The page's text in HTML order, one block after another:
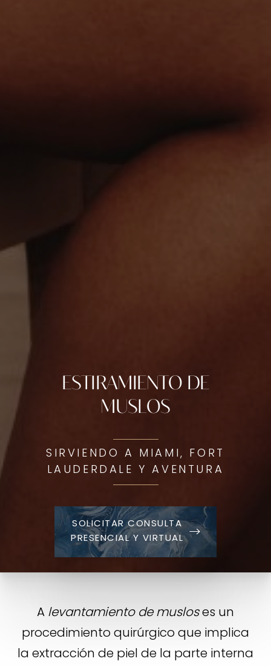
ESTIRAMIENTO DE
MUSLOS
SIRVIENDO A MIAMI, FORT
LAUDERDALE Y AVENTURA
SOLICITAR CONSULTA
PRESENCIAL Y VIRTUAL
A levantamiento de musloses un
procedimiento quirúrgico que implica
la extracción de piel de la parte interna